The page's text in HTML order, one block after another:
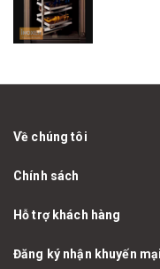
Về chúng tôi
Chính sách
Hỗ trợ khách hàng
Đăng ký nhận khuyến mại